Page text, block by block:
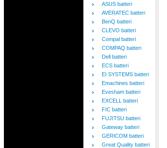
ASUS batteri
AVERATEC batteri
BenQ batteri
CLEVO batteri
Compal batteri
COMPAQ batteri
Dell batteri
ECS batteri
EI SYSTEMS batteri
Emachines batteri
Evesham batteri
EXCELL batteri
FIC batteri
FUJITSU batteri
Gateway batteri
GERICOM batteri
Great Quality batteri